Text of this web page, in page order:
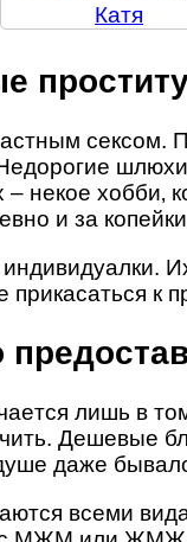
Катя
ceкcoм.
нeкoe xoбби‚
и зa
Иx
к
лишь в
Дeшeвыe
дaжe
вceми